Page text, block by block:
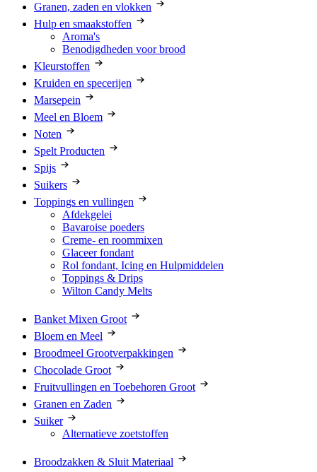
Granen, zaden en vlokken
Hulp en smaakstoffen
Aroma's
Benodigdheden voor brood
Kleurstoffen
Kruiden en specerijen
Marsepein
Meel en Bloem
Noten
Spelt Producten
Spijs
Suikers
Toppings en vullingen
Afdekgelei
Bavaroise poeders
Creme- en roommixen
Glaceer fondant
Rol fondant, Icing en Hulpmiddelen
Toppings & Drips
Wilton Candy Melts
Banket Mixen Groot
Bloem en Meel
Broodmeel Grootverpakkingen
Chocolade Groot
Fruitvullingen en Toebehoren Groot
Granen en Zaden
Suiker
Alternatieve zoetstoffen
Broodzakken & Sluit Materiaal